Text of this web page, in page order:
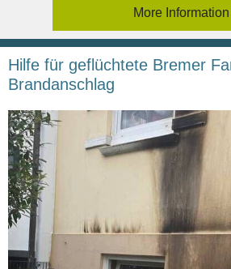
More Information
Hilfe für geflüchtete Bremer
Brandanschlag